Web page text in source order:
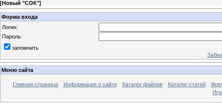
[Новый "СОК"]
Форма входа
Логин:
Пароль:
запомнить
Меню сайта
Главная страница Информация о сайте Каталог файлов Каталог статей